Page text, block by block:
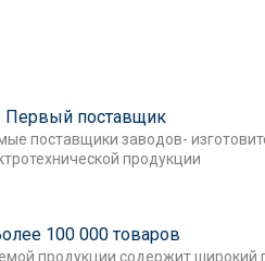
Первый поставщик
поставщики заводов-
продукции
100 000 товаров
продукции содержит широкий